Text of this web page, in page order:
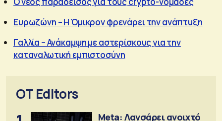
Ευρωζώνη – Η Όμικρον φρενάρει την ανάπτυξη
Γαλλία – Ανάκαμψη με αστερίσκους για την
καταναλωτική εμπιστοσύνη
OT Editors
Meta: Λανσάρει ανοιχτό